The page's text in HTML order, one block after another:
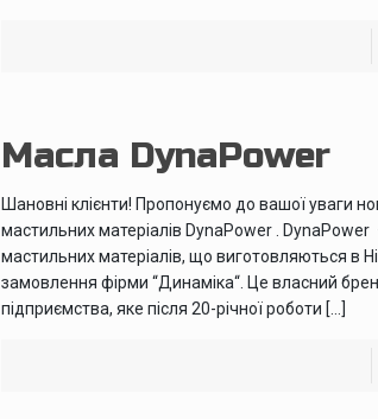
Масла DynaPower
Шановні клієнти! Пропонуємо до вашої уваги
мастильних матерiалiв DynaPower .
мастильних матерiалiв, що виготовляються в
замовлення фiрми “Динаміка“. Це власний
пiдприємства, яке пiсля 20-рiчної роботи […]